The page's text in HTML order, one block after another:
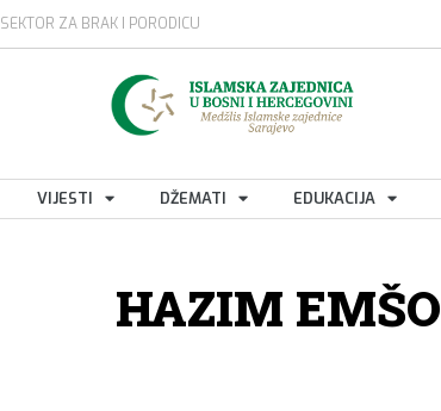
SEKTOR ZA BRAK I PORODICU
VIJESTI DŽEMATI EDUKACIJA
HAZIM EMŠO